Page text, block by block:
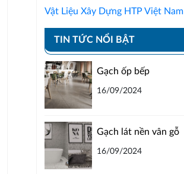
Vật Liệu Xây Dựng HTP Việt Nam
TIN TỨC NỔI BẬT
Gạch ốp bếp
16/09/2024
Gạch lát nền vân gỗ
16/09/2024